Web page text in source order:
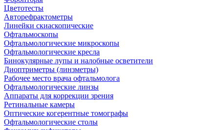
Цветотесты
Авторефрактометры
Линейки скиаскопические
Офтальмоскопы
Офтальмологические микроскопы
Офтальмологические кресла
Бинокулярные лупы и налобные осветители
Диоптриметры (линзметры)
Рабочее место врача офтальмолога
Офтальмологические линзы
Аппараты для коррекции зрения
Ретинальные камеры
Оптические когерентные томографы
Офтальмологические столы